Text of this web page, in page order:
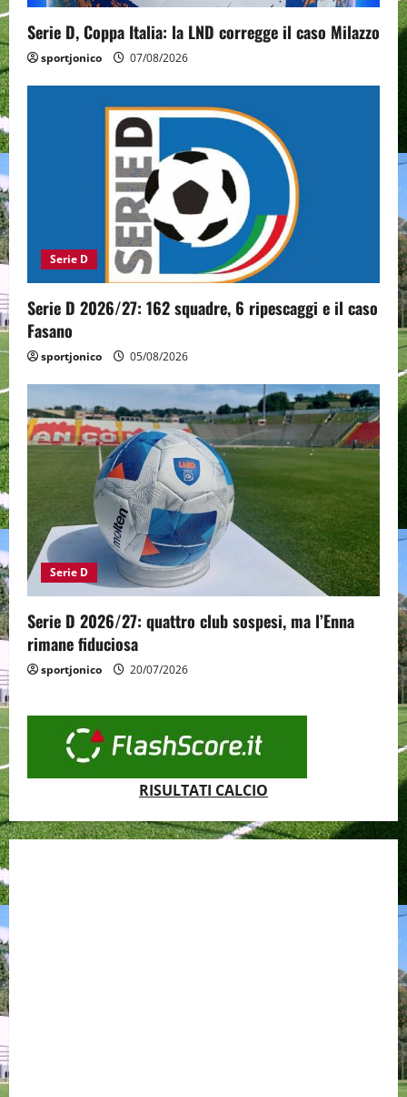
o
n
Serie D, Coppa Italia: la LND corregge il caso Milazzo
sportjonico 07/08/2026
Serie D
Serie D 2026/27: 162 squadre, 6 ripescaggi e il caso
Fasano
sportjonico 05/08/2026
Serie D
Serie D 2026/27: quattro club sospesi, ma l’Enna
rimane fiduciosa
sportjonico 20/07/2026
RISULTATI CALCIO